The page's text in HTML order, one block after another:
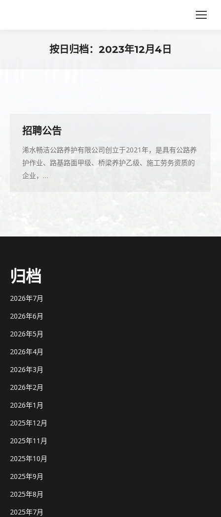
按日归档： 2023年12月4日
招聘公告
浠水畅洁公路养护有限公司创立于2021年，是具有公路养
护作业、路基路面甲级、桥梁养护乙级、施工劳务资质的
企业，…
归档
2026年7月
2026年6月
2026年5月
2026年4月
2026年3月
2026年2月
2026年1月
2025年12月
2025年11月
2025年10月
2025年9月
2025年8月
2025年7月